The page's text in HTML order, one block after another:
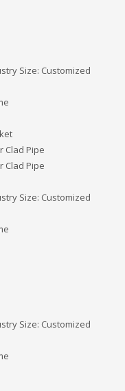
Size: Customized
Clad Pipe
Clad Pipe
Size: Customized
Size: Customized